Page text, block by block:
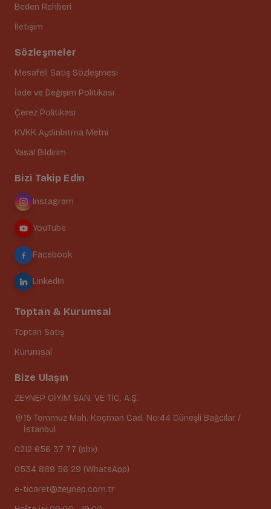
Beden Rehberi
İletişim
Sözleşmeler
Mesafeli Satış Sözleşmesi
İade ve Değişim Politikası
Çerez Politikası
KVKK Aydınlatma Metni
Yasal Bildirim
Bizi Takip Edin
Instagram
YouTube
Facebook
LinkedIn
Toptan & Kurumsal
Toptan Satış
Kurumsal
Bize Ulaşın
ZEYNEP GİYİM SAN. VE TİC. A.Ş.
15 Temmuz Mah. Koçman Cad. No:44 Güneşli Bağcılar /
İstanbul
0212 656 37 77 (pbx)
0534 889 56 29 (WhatsApp)
e-ticaret@zeynep.com.tr